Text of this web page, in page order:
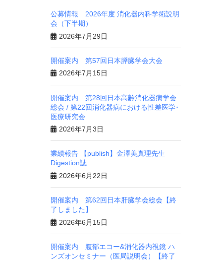
公募情報 2026年度 消化器内科学術説明
会（下半期）
2026年7月29日
開催案内 第57回日本膵臓学会大会
2026年7月15日
開催案内 第28回日本高齢消化器病学会
総会 / 第22回消化器病における性差医学･
医療研究会
2026年7月3日
業績報告 【publish】金澤美真理先生
Digestion誌
2026年6月22日
開催案内 第62回日本肝臓学会総会【終
了しました】
2026年6月15日
開催案内 腹部エコー&消化器内視鏡 ハ
ンズオンセミナー（医局説明会）【終了